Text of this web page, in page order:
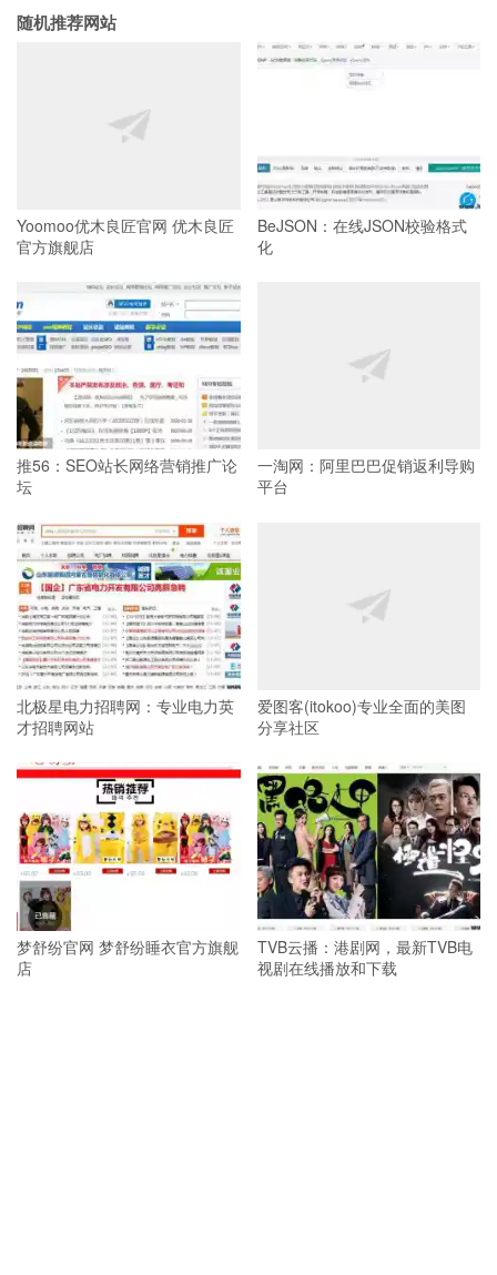
随机推荐网站
Yoomoo优木良匠官网 优木良匠
官方旗舰店
BeJSON：在线JSON校验格式
化
推56：SEO站长网络营销推广论
坛
一淘网：阿里巴巴促销返利导购
平台
北极星电力招聘网：专业电力英
才招聘网站
爱图客(itokoo)专业全面的美图
分享社区
梦舒纷官网 梦舒纷睡衣官方旗舰
店
TVB云播：港剧网，最新TVB电
视剧在线播放和下载